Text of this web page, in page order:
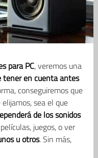
para PC, veremos una
tener en cuenta antes
conseguiremos que
sea el que
de los sonidos
juegos, o ver
u otros. Sin más,